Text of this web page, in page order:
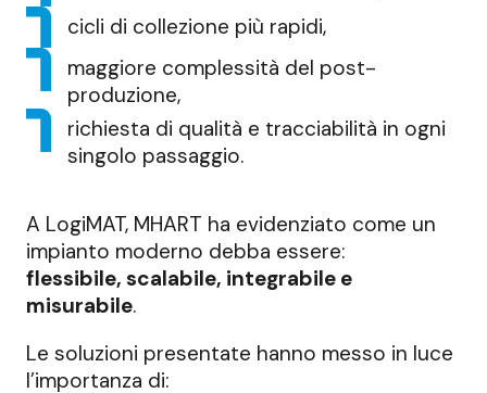
cicli di collezione più rapidi,
maggiore complessità del post-
produzione,
richiesta di qualità e tracciabilità in ogni
singolo passaggio.
A LogiMAT, MHART ha evidenziato come un
impianto moderno debba essere:
flessibile, scalabile, integrabile e
misurabile.
Le soluzioni presentate hanno messo in luce
l’importanza di: